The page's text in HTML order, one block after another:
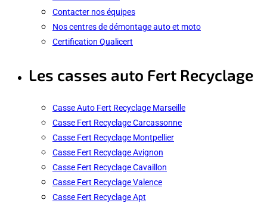
Contacter nos équipes
Nos centres de démontage auto et moto
Certification Qualicert
Les casses auto Fert Recyclage
Casse Auto Fert Recyclage Marseille
Casse Fert Recyclage Carcassonne
Casse Fert Recyclage Montpellier
Casse Fert Recyclage Avignon
Casse Fert Recyclage Cavaillon
Casse Fert Recyclage Valence
Casse Fert Recyclage Apt